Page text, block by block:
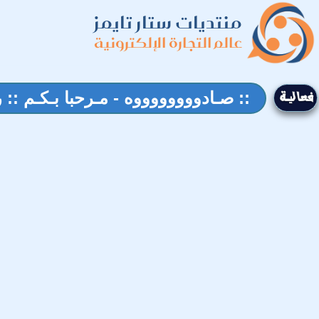
منتديات ستار تايمز
عالم التجارة الإلكترونية
:: صـادووووووووه - مـرحبا بـكـم